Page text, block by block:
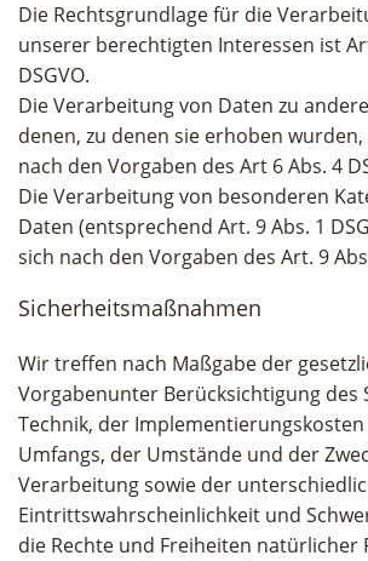
Die Rechtsgrundlage für die
unserer berechtigten Interessen ist
DSGVO.
Die Verarbeitung von Daten zu
denen, zu denen sie erhoben
nach den Vorgaben des Art 6 Abs. 4
Die Verarbeitung von besonderen
Daten (entsprechend Art. 9 Abs. 1
sich nach den Vorgaben des Art. 9
Sicherheitsmaßnahmen
Wir treffen nach Maßgabe der
Vorgabenunter Berücksichtigung des
Technik, der
Umfangs, der Umstände und der
Verarbeitung sowie der
Eintrittswahrscheinlichkeit und
die Rechte und Freiheiten natürlicher